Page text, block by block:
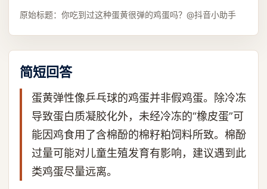
原始标题： 你吃到过这种蛋黄很弹的鸡蛋吗？@抖音小助手
简短回答
蛋黄弹性像乒乓球的鸡蛋并非假鸡蛋。除冷冻
导致蛋白质凝胶化外，未经冷冻的“橡皮蛋”可
能因鸡食用了含棉酚的棉籽粕饲料所致。棉酚
过量可能对儿童生殖发育有影响，建议遇到此
类鸡蛋尽量远离。